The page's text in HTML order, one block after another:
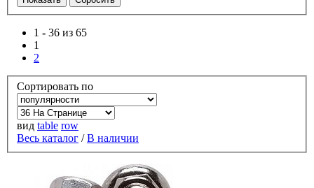
1 - 36 из 65
1
2
Сортировать по
вид table row
Весь каталог /В наличии